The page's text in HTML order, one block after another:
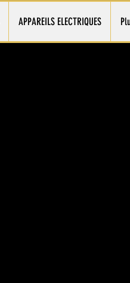
APPAREILS ELECTRIQUES